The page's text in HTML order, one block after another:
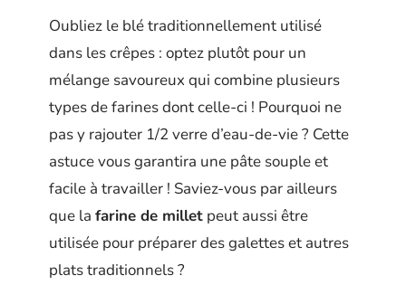
Oubliez le blé traditionnellement utilisé
dans les crêpes : optez plutôt pour un
mélange savoureux qui combine plusieurs
types de farines dont celle-ci ! Pourquoi ne
pas y rajouter 1/2 verre d’eau-de-vie ? Cette
astuce vous garantira une pâte souple et
facile à travailler ! Saviez-vous par ailleurs
que la farine de millet peut aussi être
utilisée pour préparer des galettes et autres
plats traditionnels ?